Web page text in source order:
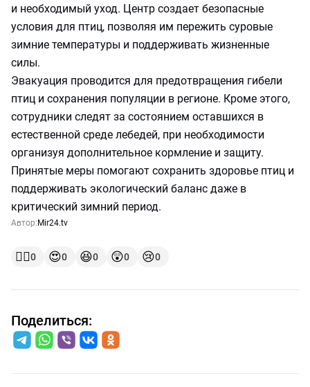
и необходимый уход. Центр создает безопасные
условия для птиц, позволяя им пережить суровые
зимние температуры и поддерживать жизненные
силы.
Эвакуация проводится для предотвращения гибели
птиц и сохранения популяции в регионе. Кроме этого,
сотрудники следят за состоянием оставшихся в
естественной среде лебедей, при необходимости
организуя дополнительное кормление и защиту.
Принятые меры помогают сохранить здоровье птиц и
поддерживать экологический баланс даже в
критический зимний период.
Автор: Mir24.tv
👍🏻0 😍0 😆0 😲0 😢0
Поделиться: